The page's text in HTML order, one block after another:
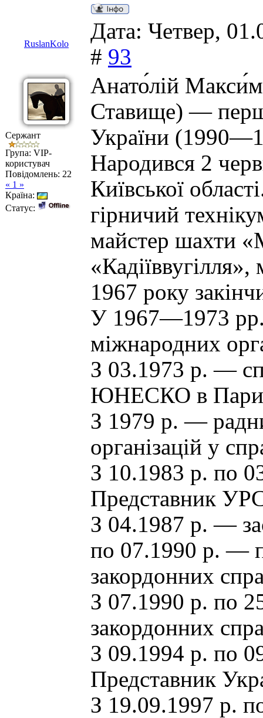
RuslanKolo
Дата: Четвер,
# 93
Сержант
Група: VIP-
користувач
Повідомлень: 22
« 1 »
Країна:
Статус:
Анато́лій
Ставище) —
України
Народився 2
Київської
гірничий
майстер шахти
1967 року
У 1967—1973 рр.
міжнародних
З 03.1973 р. —
ЮНЕСКО в
З 1979 р. —
організацій у
З 10.1983 р. по
Представник
З 04.1987 р. —
по 07.1990 р. —
закордонних
З 07.1990 р. по
закордонних
З 09.1994 р. по
Представник
З 19.09.1997 р.